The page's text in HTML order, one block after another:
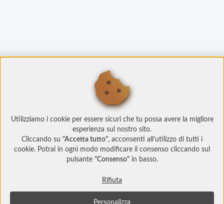
Utilizziamo i cookie per essere sicuri che tu possa avere la migliore
esperienza sul nostro sito.
Cliccando su "Accetta tutto", acconsenti all’utilizzo di tutti i
cookie. Potrai in ogni modo modificare il consenso cliccando sul
pulsante "Consenso"in basso.
Rifiuta
Personalizza